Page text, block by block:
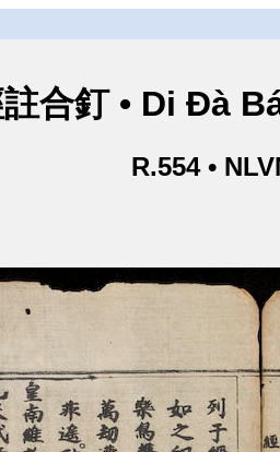
註合釘 • Di Đà
R.554 •